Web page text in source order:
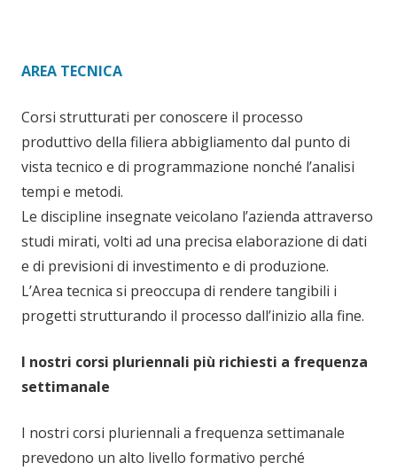
AREA TECNICA
Corsi strutturati per conoscere il processo
produttivo della filiera abbigliamento dal punto di
vista tecnico e di programmazione nonché l’analisi
tempi e metodi.
Le discipline insegnate veicolano l’azienda attraverso
studi mirati, volti ad una precisa elaborazione di dati
e di previsioni di investimento e di produzione.
L’Area tecnica si preoccupa di rendere tangibili i
progetti strutturando il processo dall’inizio alla fine.
I nostri corsi pluriennali più richiesti a frequenza
settimanale
I nostri corsi pluriennali a frequenza settimanale
prevedono un alto livello formativo perché